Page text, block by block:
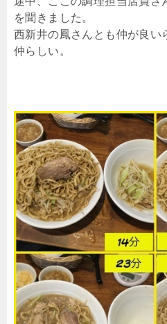
を聞きました。
西新井の鳳さんとも仲が良い
仲らしい。